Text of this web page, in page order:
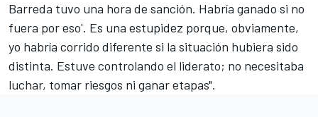
Barreda tuvo una hora de sanción. Habría ganado si no
fuera por eso'. Es una estupidez porque, obviamente,
yo habría corrido diferente si la situación hubiera sido
distinta. Estuve controlando el liderato; no necesitaba
luchar, tomar riesgos ni ganar etapas".